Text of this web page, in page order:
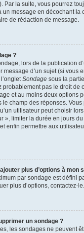
). Par la suite, vous pourrez
un message en décochant la
de rédaction de message.
?
lors de la publication
message d’un sujet (si vous
Sondage sous la
probablement pas le droit de
et au moins deux options
champ des réponses.
utilisateur peut choisir
», limiter la durée en jours
enfin permettre aux
plus d’options à mon
par sondage est défini
plus d’options, contactez-le.
un sondage ?
les sondages ne peuvent